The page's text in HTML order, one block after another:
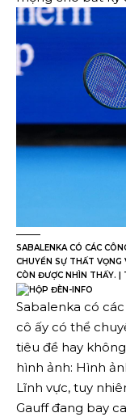
SABALENKA CÓ CÁC
CHUYỂN SỰ THẤT
CÒN ĐƯỢC NHÌN THẤY. |
Sabalenka có
cô ấy có thể
tiêu đề hay
hình ảnh: Hình
Lĩnh vực, tuy
Gauff đang bay